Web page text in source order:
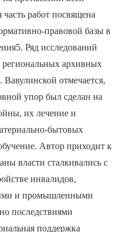
работ посвящена
правовой базы в
Ряд исследований
архивных
отмечается,
упор был сделан на
их лечение и
бытовых
Автор приходит к
власти сталкивались с
инвалидов,
и промышленными
последствиями
поддержка